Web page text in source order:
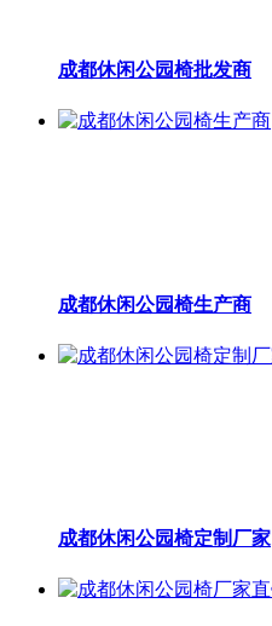
成都休闲公园椅批发商
成都休闲公园椅生产商
成都休闲公园椅定制厂家